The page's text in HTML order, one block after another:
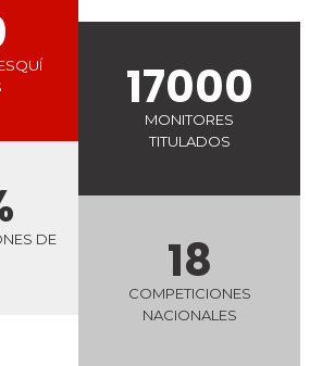
17000
MONITORES
TITULADOS
DE
18
COMPETICIONES
NACIONALES